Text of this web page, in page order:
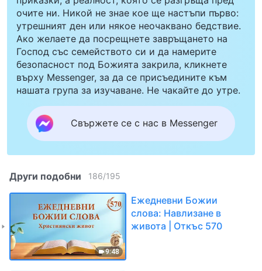
очите ни. Никой не знае кое ще настъпи първо:
утрешният ден или някое неочаквано бедствие.
Ако желаете да посрещнете завръщането на
Господ със семейството си и да намерите
безопасност под Божията закрила, кликнете
върху Messenger, за да се присъедините към
нашата група за изучаване. Не чакайте до утре.
Свържете се с нас в Messenger
Други подобни 186/195
9:48
Ежедневни Божии
слова: Навлизане в
живота | Откъс 570